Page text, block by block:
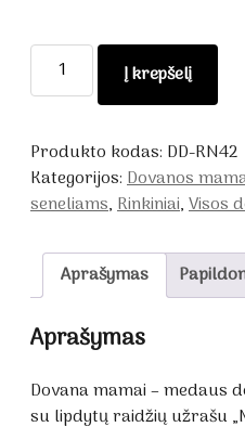
produkto
kiekis:
Į krepšelį
Produkto kodas: DD-RN42
Kategorijos:Dovanos
seneliams,Rinkiniai,Visos
Aprašymas
Aprašymas
Dovana mamai – medaus
su lipdytų raidžių užrašu